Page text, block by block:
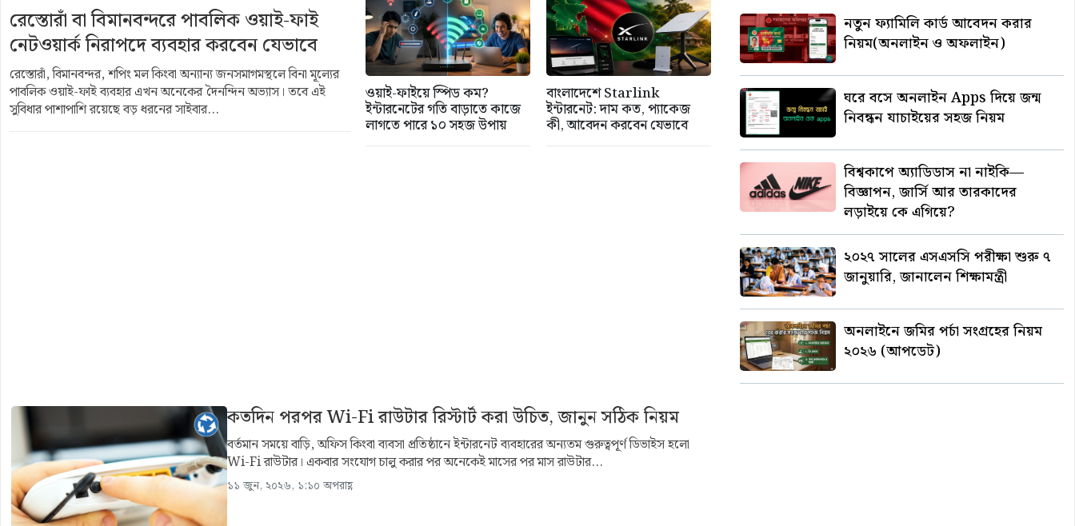
রেস্তোরাঁ বা বিমানবন্দরে পাবলিক ওয়াই-ফাই
নেটওয়ার্ক নিরাপদে ব্যবহার করবেন যেভাবে
রেস্তোরাঁ, বিমানবন্দর, শপিং মল কিংবা অন্যান্য জনসমাগমস্থলে বিনা মূল্যের
পাবলিক ওয়াই-ফাই ব্যবহার এখন অনেকের দৈনন্দিন অভ্যাস। তবে এই
সুবিধার পাশাপাশি রয়েছে বড় ধরনের সাইবার...
ওয়াই-ফাইয়ে স্পিড কম?
ইন্টারনেটের গতি বাড়াতে কাজে
লাগতে পারে ১০ সহজ উপায়
বাংলাদেশে Starlink
ইন্টারনেট: দাম কত, প্যাকেজ
কী, আবেদন করবেন যেভাবে
কতদিন পরপর Wi-Fi রাউটার রিস্টার্ট করা উচিত, জানুন সঠিক নিয়ম
বর্তমান সময়ে বাড়ি, অফিস কিংবা ব্যবসা প্রতিষ্ঠানে ইন্টারনেট ব্যবহারের অন্যতম গুরুত্বপূর্ণ ডিভাইস হলো
Wi-Fi রাউটার। একবার সংযোগ চালু করার পর অনেকেই মাসের পর মাস রাউটার...
১১ জুন, ২০২৬, ১:১০ অপরাহ্ণ
নতুন ফ্যামিলি কার্ড আবেদন করার
নিয়ম(অনলাইন ও অফলাইন)
ঘরে বসে অনলাইন Apps দিয়ে জন্ম
নিবন্ধন যাচাইয়ের সহজ নিয়ম
বিশ্বকাপে অ্যাডিডাস না নাইকি—
বিজ্ঞাপন, জার্সি আর তারকাদের
লড়াইয়ে কে এগিয়ে?
২০২৭ সালের এসএসসি পরীক্ষা শুরু ৭
জানুয়ারি, জানালেন শিক্ষামন্ত্রী
অনলাইনে জমির পর্চা সংগ্রহের নিয়ম
২০২৬ (আপডেট)